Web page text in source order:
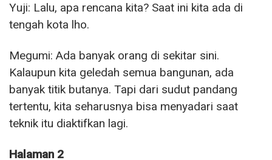
Yuji: Lalu, apa rencana kita? Saat ini kita ada di
tengah kota lho.
Megumi: Ada banyak orang di sekitar sini.
Kalaupun kita geledah semua bangunan, ada
banyak titik butanya. Tapi dari sudut pandang
tertentu, kita seharusnya bisa menyadari saat
teknik itu diaktifkan lagi.
Halaman 2